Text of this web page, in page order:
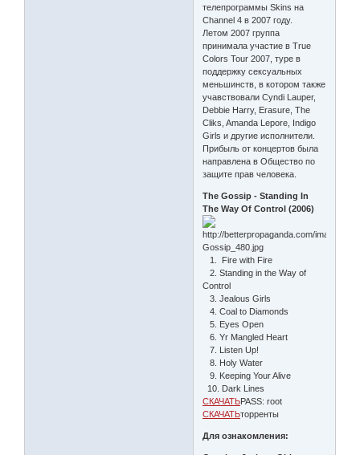
телепрограммы Skins на
Channel 4 в 2007 году.
Летом 2007 группа
принимала участие в True
Colors Tour 2007, туре в
поддержку сексуальных
меньшинств, в котором также
учавствовали Cyndi Lauper,
Debbie Harry, Erasure, The
Cliks, Amanda Lepore, Indigo
Girls и другие исполнители.
Прибыль от концертов была
направлена в Общество по
защите прав человека.
The Gossip - Standing In
The Way Of Control (2006)
1. Fire with Fire
2. Standing in the Way of
Control
3. Jealous Girls
4. Coal to Diamonds
5. Eyes Open
6. Yr Mangled Heart
7. Listen Up!
8. Holy Water
9. Keeping Your Alive
10. Dark Lines
СКАЧАТЬPASS: root
СКАЧАТЬторренты
Для ознакомления: